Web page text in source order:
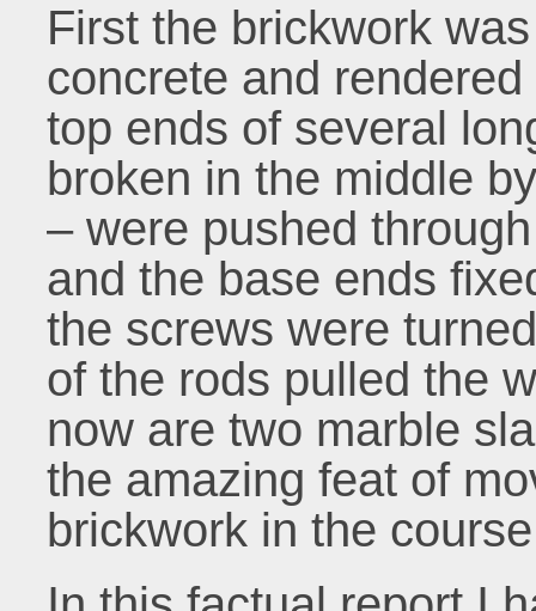
First the brickwork
concrete and
top ends of several
broken in the middle
– were pushed
and the base ends
the screws were
of the rods pulled the
now are two marble
the amazing feat of
brickwork in the